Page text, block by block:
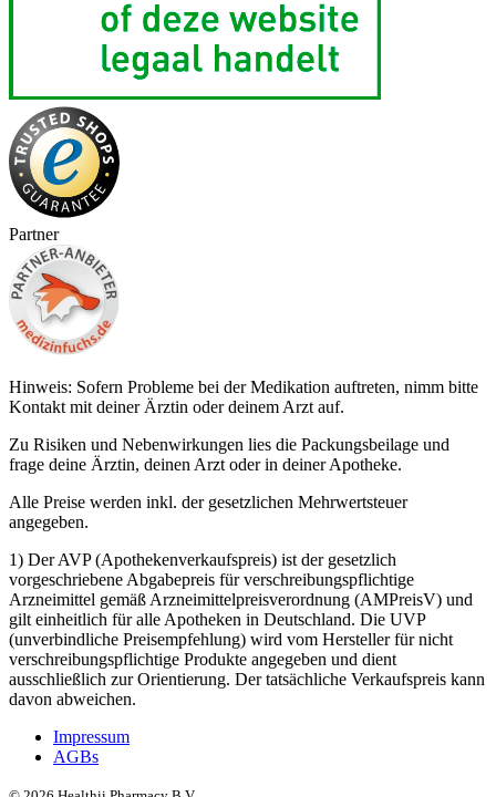
Partner
Hinweis: Sofern Probleme bei der Medikation auftreten, nimm bitte
Kontakt mit deiner Ärztin oder deinem Arzt auf.
Zu Risiken und Nebenwirkungen lies die Packungsbeilage und
frage deine Ärztin, deinen Arzt oder in deiner Apotheke.
Alle Preise werden inkl. der gesetzlichen Mehrwertsteuer
angegeben.
1) Der AVP (Apothekenverkaufspreis) ist der gesetzlich
vorgeschriebene Abgabepreis für verschreibungspflichtige
Arzneimittel gemäß Arzneimittelpreisverordnung (AMPreisV) und
gilt einheitlich für alle Apotheken in Deutschland. Die UVP
(unverbindliche Preisempfehlung) wird vom Hersteller für nicht
verschreibungspflichtige Produkte angegeben und dient
ausschließlich zur Orientierung. Der tatsächliche Verkaufspreis kann
davon abweichen.
Impressum
AGBs